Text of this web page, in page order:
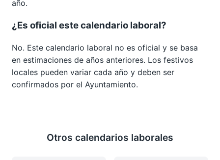
año.
¿Es oficial este calendario laboral?
No. Este calendario laboral no es oficial y se basa
en estimaciones de años anteriores. Los festivos
locales pueden variar cada año y deben ser
confirmados por el Ayuntamiento.
Otros calendarios laborales